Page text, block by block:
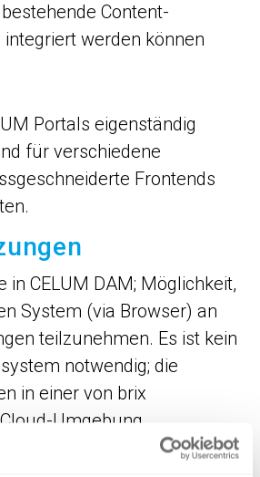
Content-
werden können
Portals eigenständig
für verschiedene
Frontends
in CELUM DAM; Möglichkeit,
System (via Browser) an
teilzunehmen. Es ist kein
notwendig; die
in einer von brix
Umgebung.